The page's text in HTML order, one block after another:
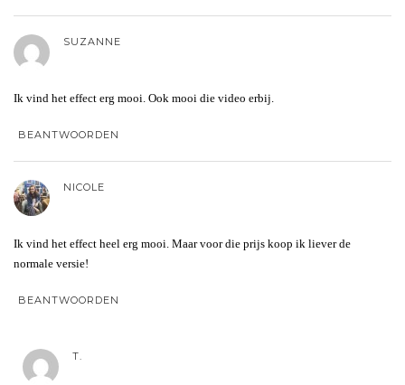
SUZANNE
Ik vind het effect erg mooi. Ook mooi die video erbij.
BEANTWOORDEN
NICOLE
Ik vind het effect heel erg mooi. Maar voor die prijs koop ik liever de
normale versie!
BEANTWOORDEN
T.